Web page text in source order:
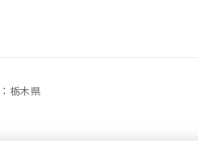
栃木県